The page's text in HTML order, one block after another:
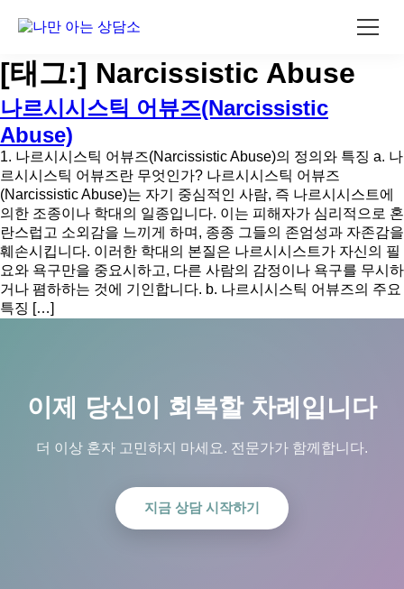
콘
텐
츠
로
건
너
뛰
기
[태그:] Narcissistic Abuse
나르시시스틱 어뷰즈(Narcissistic
Abuse)
1. 나르시시스틱 어뷰즈(Narcissistic Abuse)의 정의와 특징 a. 나
르시시스틱 어뷰즈란 무엇인가? 나르시시스틱 어뷰즈
(Narcissistic Abuse)는 자기 중심적인 사람, 즉 나르시시스트에
의한 조종이나 학대의 일종입니다. 이는 피해자가 심리적으로 혼
란스럽고 소외감을 느끼게 하며, 종종 그들의 존엄성과 자존감을
훼손시킵니다. 이러한 학대의 본질은 나르시시스트가 자신의 필
요와 욕구만을 중요시하고, 다른 사람의 감정이나 욕구를 무시하
거나 폄하하는 것에 기인합니다. b. 나르시시스틱 어뷰즈의 주요
특징 […]
이제 당신이 회복할 차례입니다
더 이상 혼자 고민하지 마세요. 전문가가 함께합니다.
지금 상담 시작하기